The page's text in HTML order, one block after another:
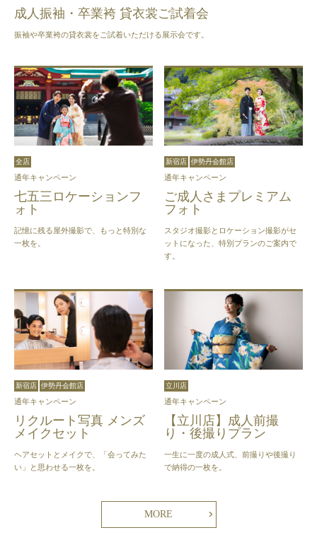
成人振袖・卒業袴 貸衣裳ご試着会
振袖や卒業袴の貸衣裳をご試着いただける展示会です。
全店
通年キャンペーン
七五三ロケーションフ
ォト
記憶に残る屋外撮影で、もっと特別な
一枚を。
新宿店 伊勢丹会館店
通年キャンペーン
ご成人さまプレミアム
フォト
スタジオ撮影とロケーション撮影がセ
ットになった、特別プランのご案内で
す。
新宿店 伊勢丹会館店
通年キャンペーン
リクルート写真 メンズ
メイクセット
ヘアセットとメイクで、「会ってみた
い」と思わせる一枚を。
立川店
通年キャンペーン
【立川店】成人前撮
り・後撮りプラン
一生に一度の成人式、前撮りや後撮り
で納得の一枚を。
MORE